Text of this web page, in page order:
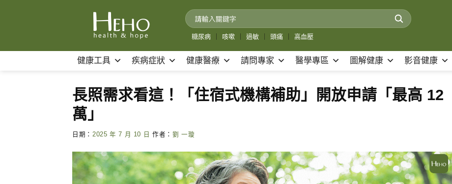
糖尿病 咳嗽 過敏 頭痛 高血壓
健康工具 疾病症狀 健康醫療 請問專家 醫學專區 圖解健康 影音健康
長照需求看這！「住宿式機構補助」開放申請「最高 12
萬」
日期： 2025 年 7 月 10 日 作者： 劉 一璇